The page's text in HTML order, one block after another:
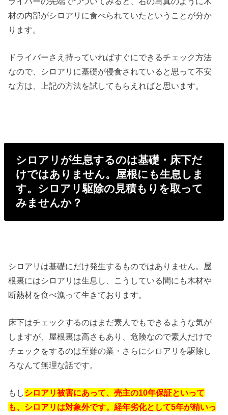
材の内部がシロアリに食べられていたということが分か
ります。
ドライバーさえ持っていればすぐにできるチェック方法
なので、シロアリに基礎が侵食されていると思って不安
な方は、上記の方法を試してもらえればと思います。
シロアリが生息するのは基礎・床下だ
けではありません。屋根にも生息しま
す。シロアリ駆除の見積もりを取って
みませんか？
シロアリは基礎にだけ発生するものではありません。屋
根裏にはシロアリは生息し、こうしている間にも木材や
断熱材を食べ漁って生きております。
床下はチェックするのはまだ素人でもできるような気が
しますが、屋根裏は高さもあり、危険なので素人だけで
チェックをするのは至難の業・さらにシロアリを駆除し
ろなんて無理な話です。
もしシロアリ被害にあって、売主の10年保証といって
も、シロアリは対象外です。経年劣化として5年が精いっ